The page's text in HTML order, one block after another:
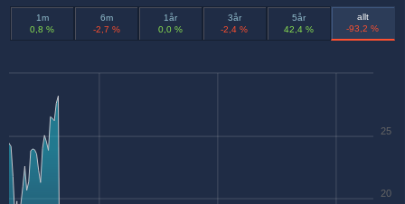
1m
0,8 %
6m
-2,7 %
1år
0,0 %
3år
-2,4 %
5år
42,4 %
allt
-93,2 %
20
25